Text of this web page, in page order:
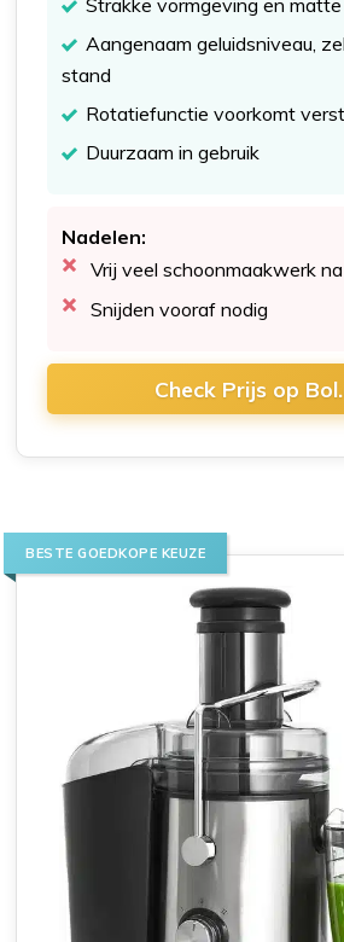
Strakke vormgeving en
Aangenaam geluidsniveau,
stand
Rotatiefunctie voorkomt
Duurzaam in gebruik
Nadelen:
Vrij veel schoonmaakwerk
Snijden vooraf nodig
Check Prijs op
BESTE GOEDKOPE KEUZE